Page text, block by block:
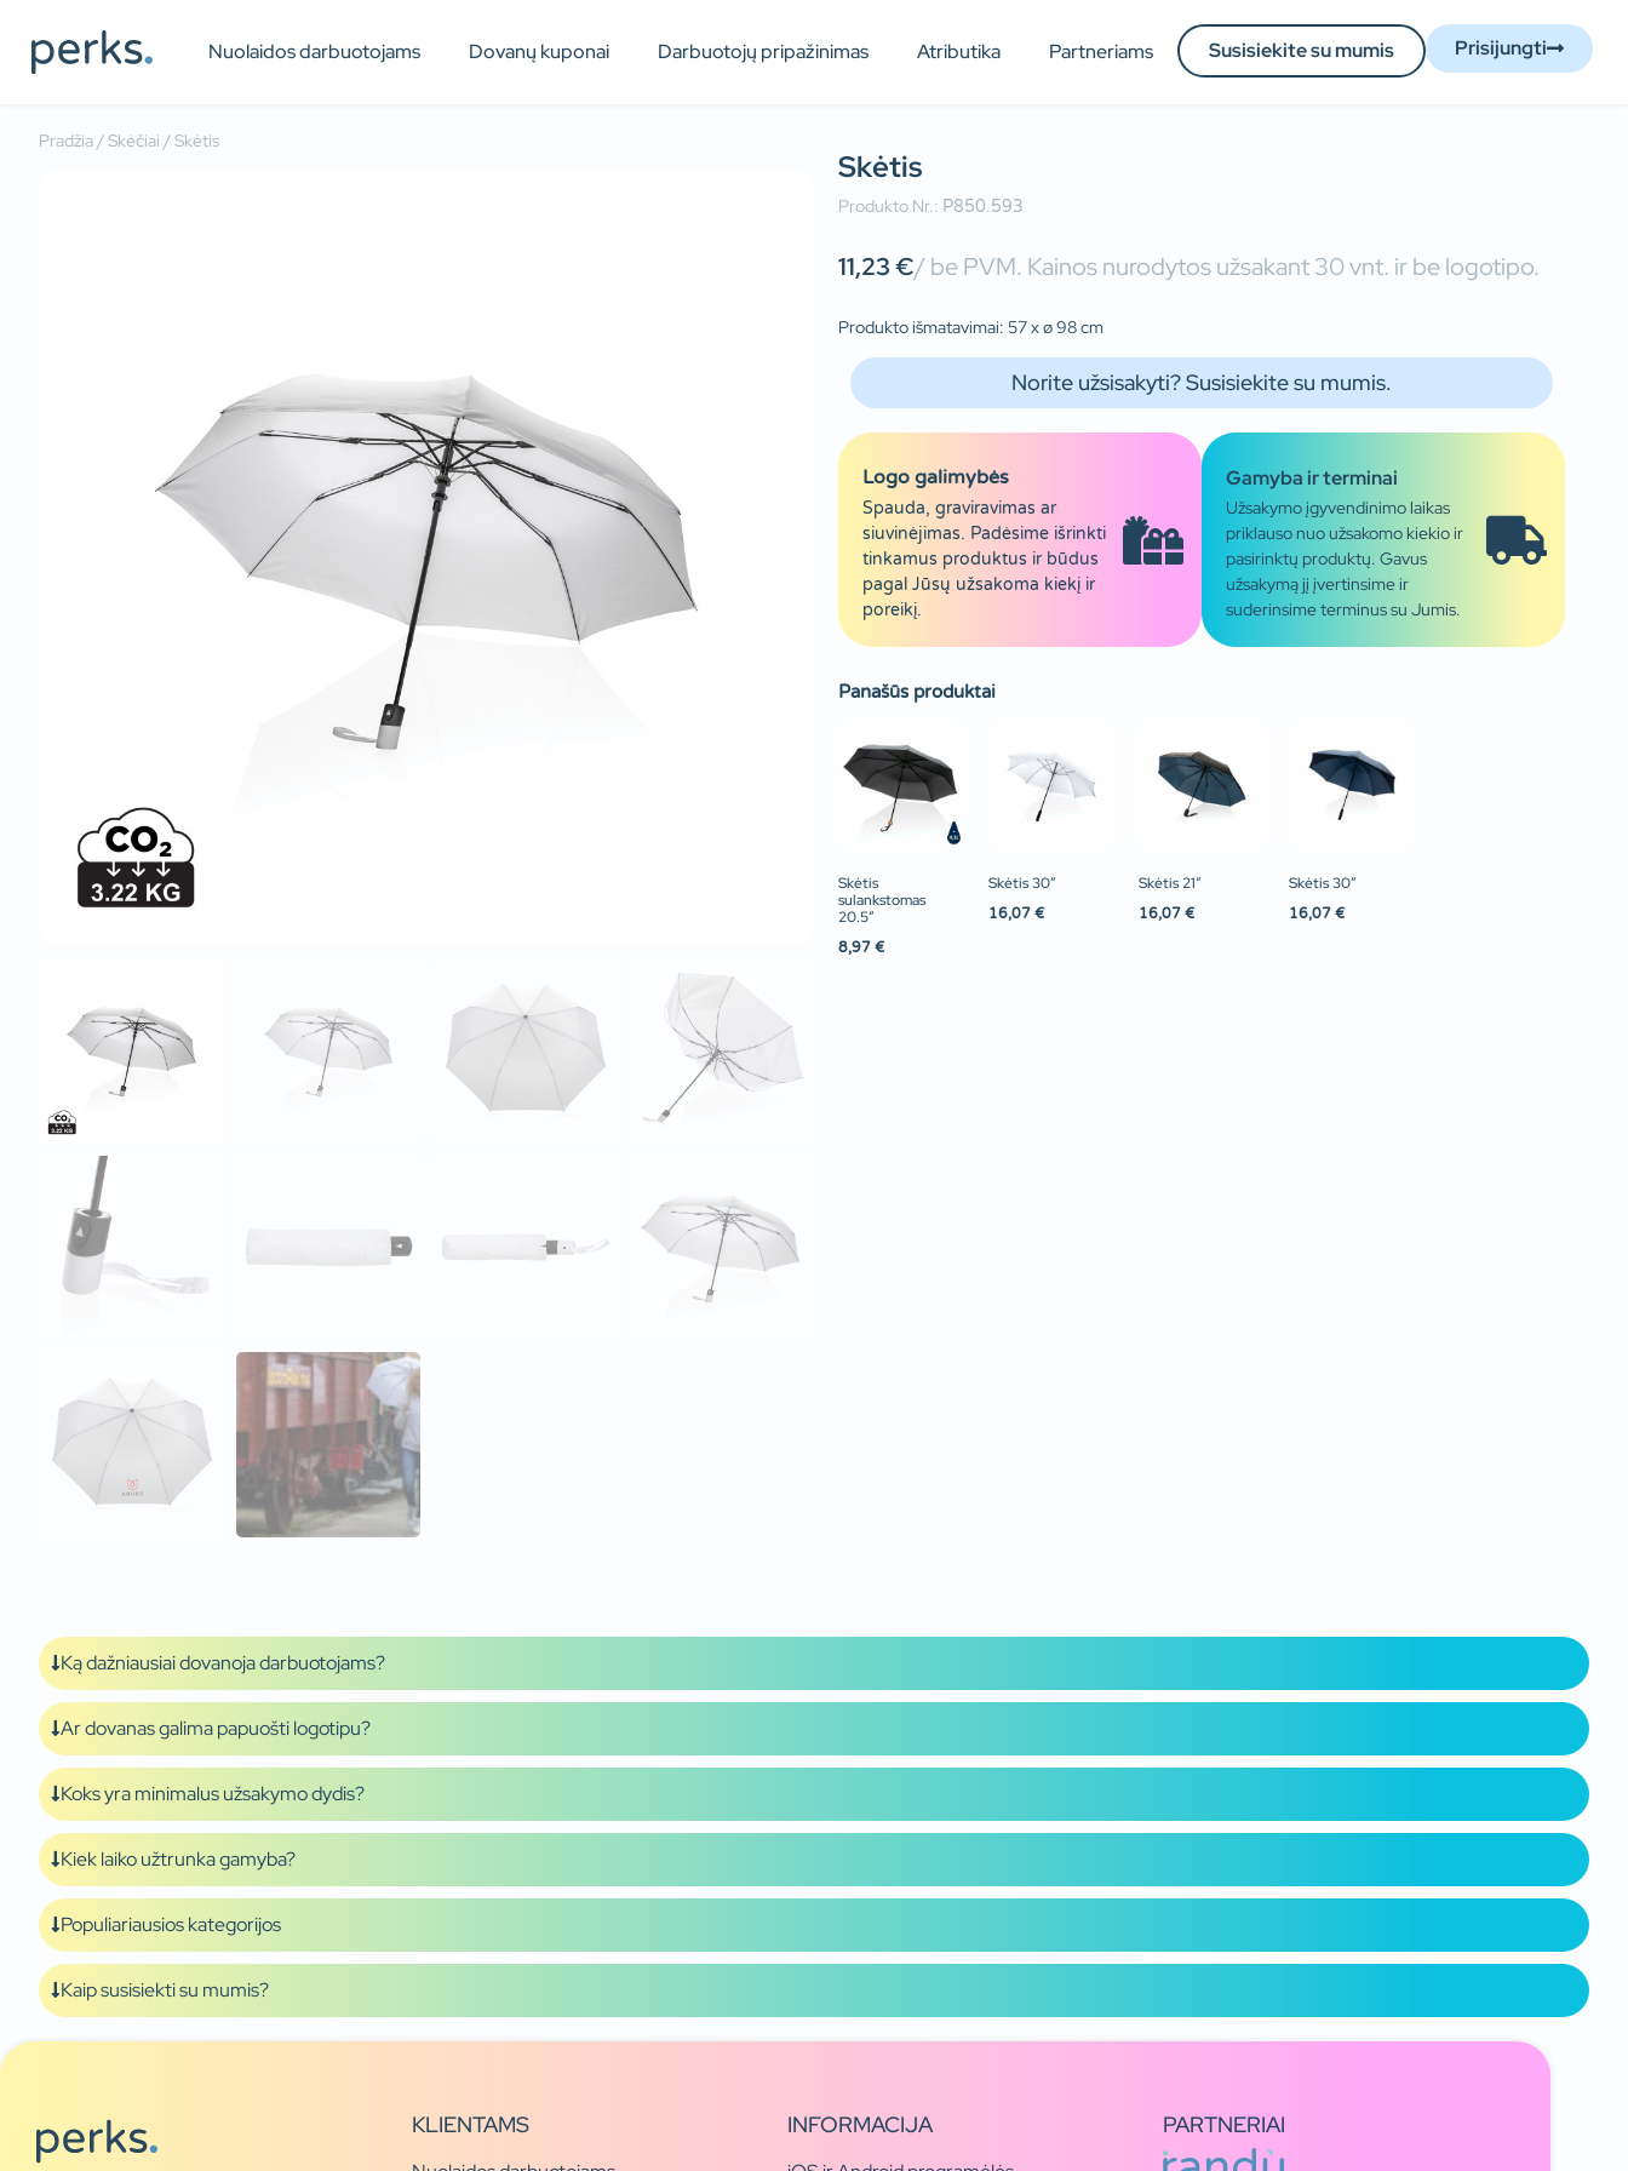
Nuolaidos darbuotojams Dovanų kuponai Darbuotojų pripažinimas Atributika Partneriams Susisiekite su mumis Prisijungti
Pradžia/Skėčiai / Skėtis
Skėtis
Produkto Nr.: P850.593
11,23€/ be PVM. Kainos nurodytos užsakant 30 vnt. ir be logotipo.
Produkto išmatavimai: 57 x ø 98 cm
Norite užsisakyti? Susisiekite su mumis.
Logo galimybės
Spauda, graviravimas ar
siuvinėjimas. Padėsime išrinkti
tinkamus produktus ir būdus
pagal Jūsų užsakoma kiekį ir
poreikį.
Gamyba ir terminai
Užsakymo įgyvendinimo laikas
priklauso nuo užsakomo kiekio ir
pasirinktų produktų. Gavus
užsakymą jį įvertinsime ir
suderinsime terminus su Jumis.
Panašūs produktai
Skėtis
sulankstomas
20.5″
8,97 €
Skėtis 30″
16,07 €
Skėtis 21″
16,07 €
Skėtis 30″
16,07 €
Ką dažniausiai dovanoja darbuotojams?
Ar dovanas galima papuošti logotipu?
Koks yra minimalus užsakymo dydis?
Kiek laiko užtrunka gamyba?
Populiariausios kategorijos
Kaip susisiekti su mumis?
KLIENTAMS INFORMACIJA PARTNERIAI